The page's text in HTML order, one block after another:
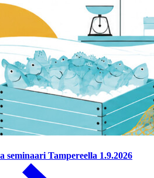
seminaari Tampereella 1.9.2026